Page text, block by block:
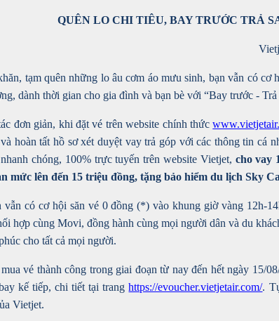
QUÊN LO CHI TIÊU, BAY TRƯỚC TRẢ
tạm quên những lo âu cơm áo mưu sinh, bạn vẫn có cơ
dành thời gian cho gia đình và bạn bè với “Bay trước - Trả
đơn giản, khi đặt vé trên website chính thức
hoàn tất hồ sơ xét duyệt vay trả góp với các thông tin cá
chóng, 100% trực tuyến trên website Vietjet, cho vay
mức lên đến 15 triệu đồng, tặng bảo hiểm du lịch Sky
vẫn có cơ hội săn vé 0 đồng (*) vào khung giờ vàng 12h-
hợp cùng Movi, đồng hành cùng mọi người dân và du
cho tất cả mọi người.
vé thành công trong giai đoạn từ nay đến hết ngày 15/
kế tiếp, chi tiết tại tranghttps://evoucher.vietjetair.com/.
Vietjet.